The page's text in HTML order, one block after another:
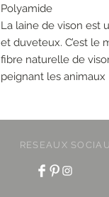
Polyamide
La laine de vison est
et duveteux. C’est le
fibre naturelle de
peignant les animaux
RESEAUX